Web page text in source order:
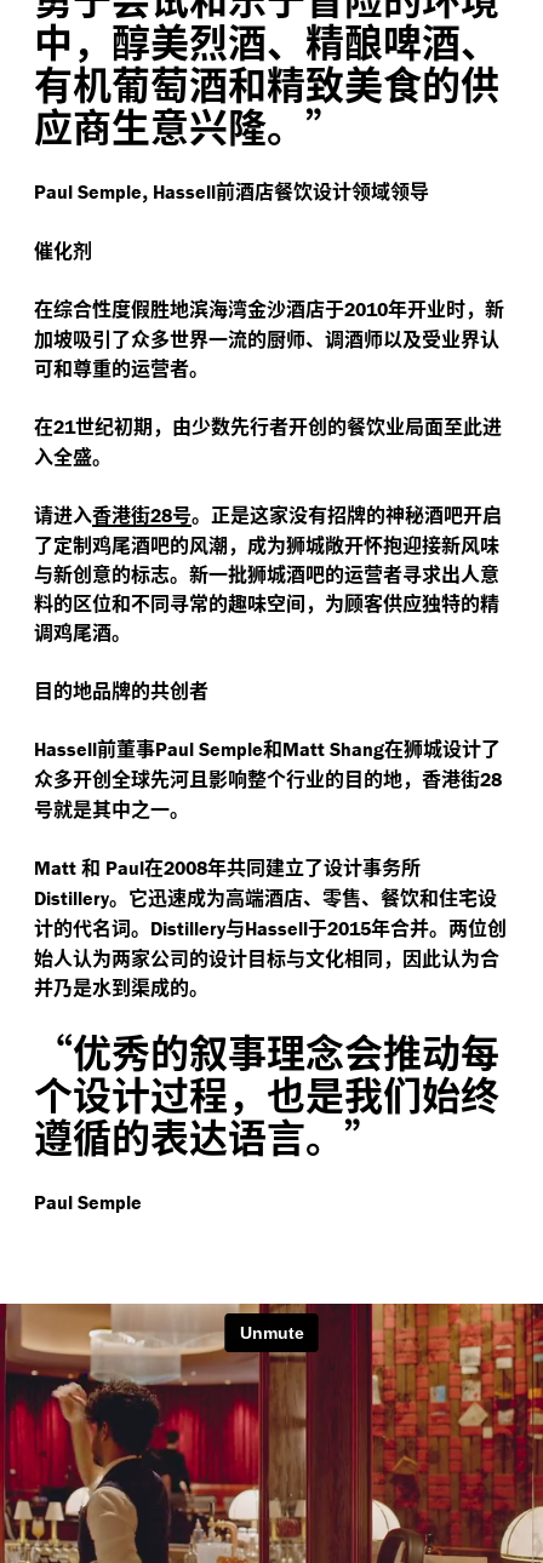
中，醇美烈酒、精酿啤酒、
有机葡萄酒和精致美食的供
应商生意兴隆。”
Paul Semple, Hassell前酒店餐饮设计领域领导
催化剂
在综合性度假胜地滨海湾金沙酒店于2010年开业时，新
加坡吸引了众多世界一流的厨师、调酒师以及受业界认
可和尊重的运营者。
在21世纪初期，由少数先行者开创的餐饮业局面至此进
入全盛。
请进入香港街28号。正是这家没有招牌的神秘酒吧开启
了定制鸡尾酒吧的风潮，成为狮城敞开怀抱迎接新风味
与新创意的标志。新一批狮城酒吧的运营者寻求出人意
料的区位和不同寻常的趣味空间，为顾客供应独特的精
调鸡尾酒。
目的地品牌的共创者
Hassell前董事Paul Semple和Matt Shang在狮城设计了
众多开创全球先河且影响整个行业的目的地，香港街28
号就是其中之一。
Matt 和 Paul在2008年共同建立了设计事务所
Distillery。它迅速成为高端酒店、零售、餐饮和住宅设
计的代名词。 Distillery与Hassell于2015年合并。两位创
始人认为两家公司的设计目标与文化相同，因此认为合
并乃是水到渠成的。
“优秀的叙事理念会推动每
个设计过程，也是我们始终
遵循的表达语言。”
Paul Semple